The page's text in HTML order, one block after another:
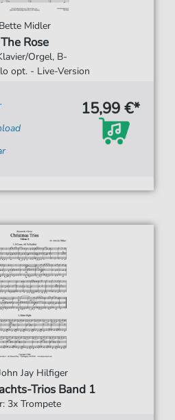
Bette Midler
The Rose
Orgel, B-
opt. - Live-Version
15,99 €*
Jay Hilfiger
Trios Band 1
3x Trompete